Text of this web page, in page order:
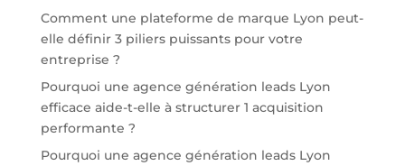
Comment une plateforme de marque Lyon peut-
elle définir 3 piliers puissants pour votre
entreprise ?
Pourquoi une agence génération leads Lyon
efficace aide-t-elle à structurer 1 acquisition
performante ?
Pourquoi une agence génération leads Lyon